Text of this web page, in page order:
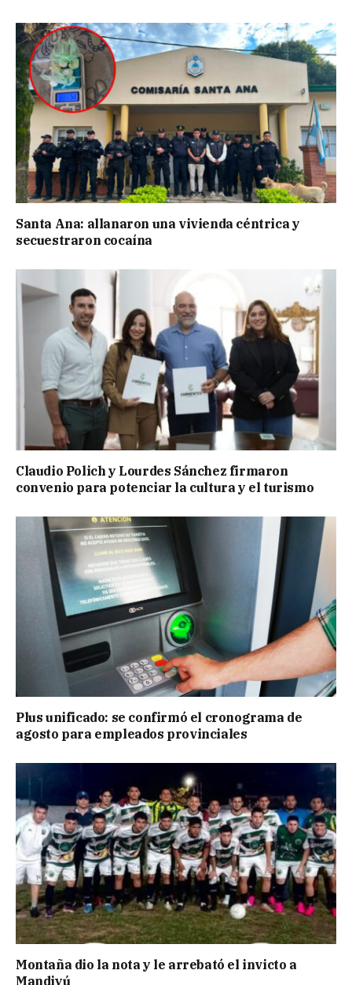
Santa Ana: allanaron una vivienda céntrica y
secuestraron cocaína
Claudio Polich y Lourdes Sánchez firmaron
convenio para potenciar la cultura y el turismo
Plus unificado: se confirmó el cronograma de
agosto para empleados provinciales
Montaña dio la nota y le arrebató el invicto a
Mandiyú